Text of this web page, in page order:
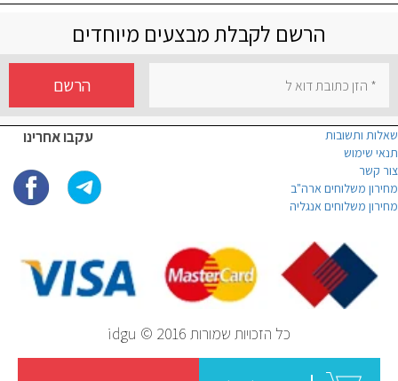
הרשם לקבלת מבצעים מיוחדים
הרשם
עקבו אחרינו
שאלות ותשובות
תנאי שימוש
צור קשר
מחירון משלוחים ארה"ב
מחירון משלוחים אנגליה
כל הזכויות שמורות idgu © 2016